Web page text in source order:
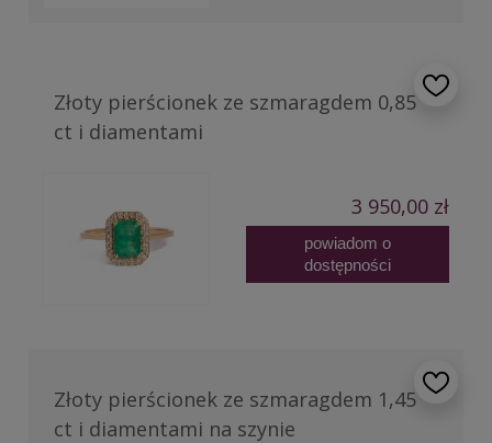
Złoty pierścionek ze szmaragdem 0,85
ct i diamentami
3 950,00 zł
powiadom o
dostępności
Złoty pierścionek ze szmaragdem 1,45
ct i diamentami na szynie